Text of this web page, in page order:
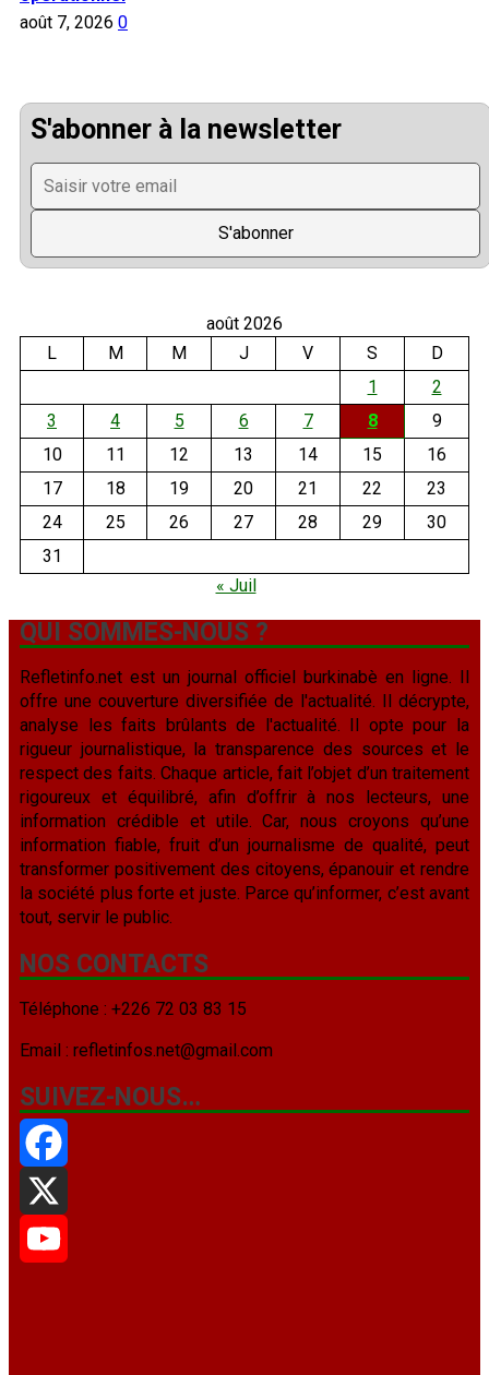
août 7, 2026 0
S'abonner à la newsletter
août 2026
L
M M J V S
D
1
2
3
4 5 6 7 8
9
10
11 12 13 14 15
16
17
18 19 20 21 22
23
24
25 26 27 28 29
30
31
« Juil
QUI SOMMES-NOUS ?
Refletinfo.net est un journal officiel burkinabè en ligne. Il
offre une couverture diversifiée de l'actualité. Il décrypte,
analyse les faits brûlants de l'actualité. Il opte pour la
rigueur journalistique, la transparence des sources et le
respect des faits. Chaque article, fait l’objet d’un traitement
rigoureux et équilibré, afin d’offrir à nos lecteurs, une
information crédible et utile. Car, nous croyons qu’une
information fiable, fruit d’un journalisme de qualité, peut
transformer positivement des citoyens, épanouir et rendre
la société plus forte et juste. Parce qu’informer, c’est avant
tout, servir le public.
NOS CONTACTS
Téléphone : +226 72 03 83 15
Email : refletinfos.net@gmail.com
SUIVEZ-NOUS…
Facebook
X